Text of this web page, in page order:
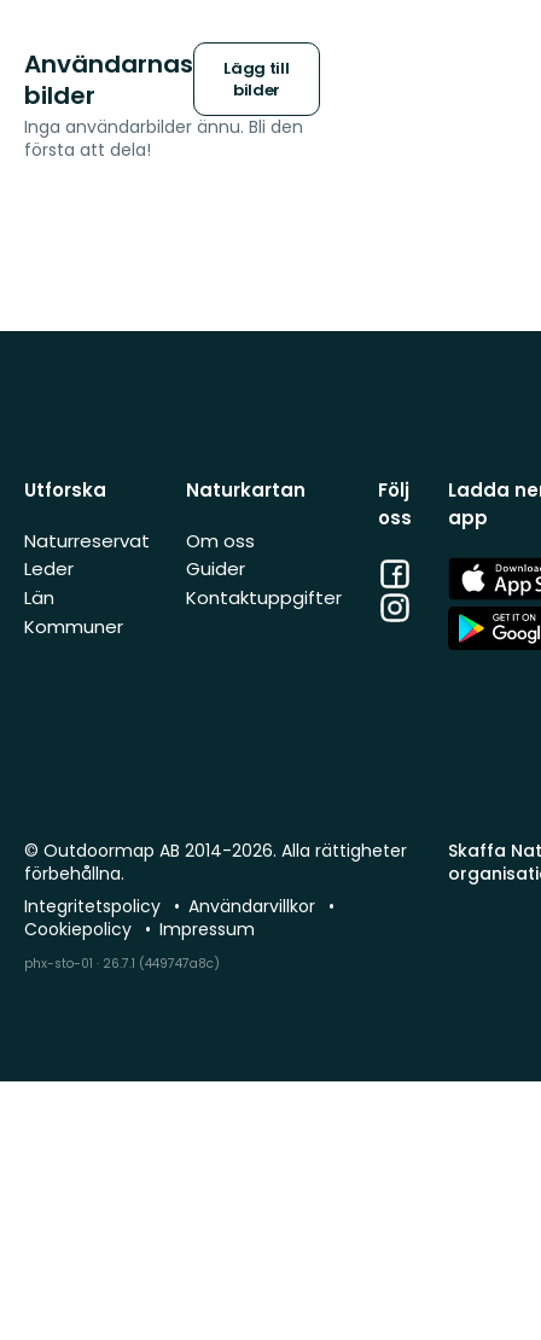
Användarnas
bilder
Lägg till
bilder
Inga användarbilder ännu. Bli den
första att dela!
Utforska
Naturreservat
Leder
Län
Kommuner
Naturkartan
Om oss
Guider
Kontaktuppgifter
Följ
oss
Facebook
Instagram
Ladda
app
App
Store
App
Store
Skaffa
© Outdoormap AB 2014-2026. Alla rättigheter
förbehållna.
Integritetspolicy
Användarvillkor
Cookiepolicy
Impressum
phx-sto-01 · 26.7.1 (449747a8c)